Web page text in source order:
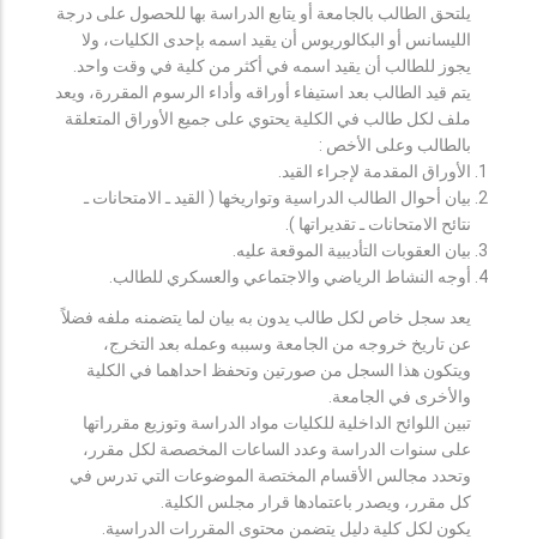
يلتحق الطالب بالجامعة أو يتابع الدراسة بها للحصول على درجة
الليسانس أو البكالوريوس أن يقيد اسمه بإحدى الكليات، ولا
يجوز للطالب أن يقيد اسمه في أكثر من كلية في وقت واحد.
يتم قيد الطالب بعد استيفاء أوراقه وأداء الرسوم المقررة، ويعد
ملف لكل طالب في الكلية يحتوي على جميع الأوراق المتعلقة
بالطالب وعلى الأخص :
الأوراق المقدمة لإجراء القيد.
بيان أحوال الطالب الدراسية وتواريخها ( القيد ـ الامتحانات ـ
نتائح الامتحانات ـ تقديراتها ).
بيان العقوبات التأديبية الموقعة عليه.
أوجه النشاط الرياضي والاجتماعي والعسكري للطالب.
يعد سجل خاص لكل طالب يدون به بيان لما يتضمنه ملفه فضلاً
عن تاريخ خروجه من الجامعة وسببه وعمله بعد التخرج،
ويتكون هذا السجل من صورتين وتحفظ احداهما في الكلية
والأخرى في الجامعة.
تبين اللوائح الداخلية للكليات مواد الدراسة وتوزيع مقرراتها
على سنوات الدراسة وعدد الساعات المخصصة لكل مقرر،
وتحدد مجالس الأقسام المختصة الموضوعات التي تدرس في
كل مقرر، ويصدر باعتمادها قرار مجلس الكلية.
يكون لكل كلية دليل يتضمن محتوى المقررات الدراسية.